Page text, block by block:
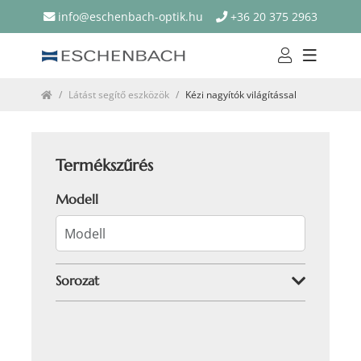
info@eschenbach-optik.hu +36 20 375 2963
Látást segítő eszközök Kézi nagyítók világítással
Termékszűrés
Modell
Sorozat